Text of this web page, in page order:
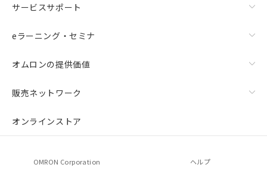
サービスサポート
eラーニング・セミナ
オムロンの提供価値
販売ネットワーク
オンラインストア
OMRON Corporation ヘルプ